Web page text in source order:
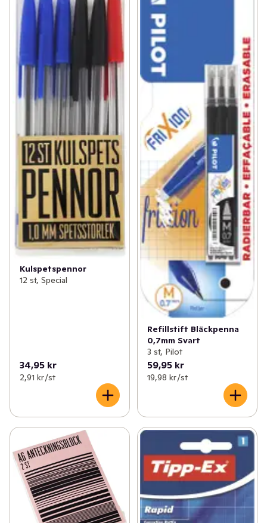
Kulspetspennor
12 st, Special
34,95 kr
2,91 kr /st
Refillstift Bläckpenna
0,7mm Svart
3 st, Pilot
59,95 kr
19,98 kr /st